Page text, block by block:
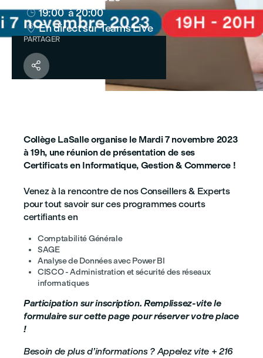
 19:00à 20:00
 En direct sur Teams Live
PARTAGER

Collège LaSalle organise le Mardi 7 novembre 2023
à 19h, une réunion de présentation de ses
Certificats en Informatique, Gestion & Commerce !
Venez à la rencontre de nos Conseillers & Experts
pour tout savoir sur ces programmes courts
certifiants en
Comptabilité Générale
SAGE
Analyse de Données avec Power BI
CISCO - Administration et sécurité des réseaux
informatiques
Participation sur inscription. Remplissez-vite le
formulaire sur cette page pour réserver votre place
!
Besoin de plus d’informations ? Appelez vite + 216